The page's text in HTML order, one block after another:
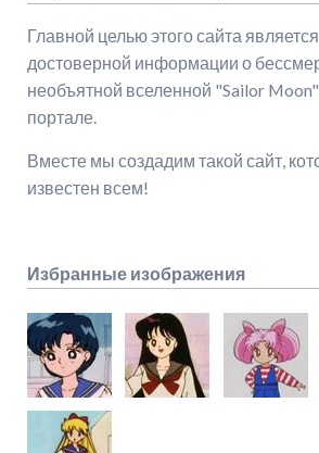
Главной целью этого сайта
достоверной информации о
необъятной вселенной "Sailor
портале.
Вместе мы создадим такой сайт,
известен всем!
Избранные изображения